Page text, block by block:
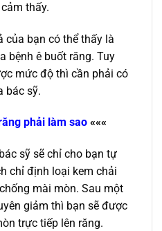
thấy.
của bạn có thể thấy là
bệnh ê buốt răng. Tuy
mức độ thì cần phải có
bác sỹ.
phải làm sao «««
sỹ sẽ chỉ cho bạn tự
chỉ định loại kem chải
mài mòn. Sau một
giảm thì bạn sẽ được
trực tiếp lên răng.